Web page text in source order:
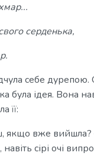
серденька,
себе
була ідея. Вона
її:
якщо вже вийшла?
сірі очі